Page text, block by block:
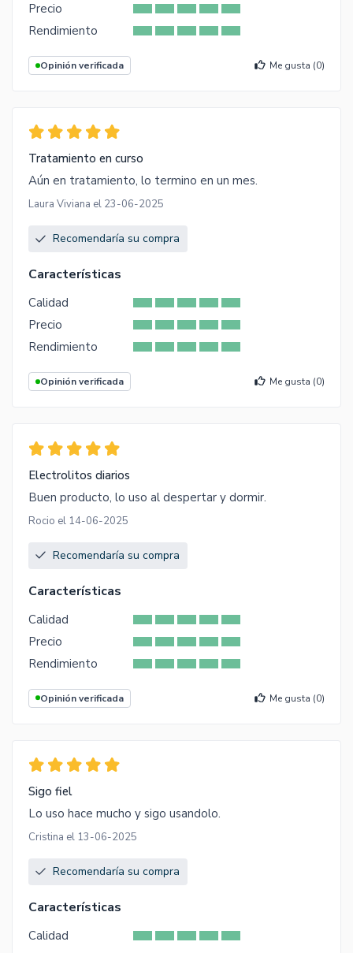
Precio
Rendimiento
Opinión verificada Me gusta (0)
Tratamiento en curso
Aún en tratamiento, lo termino en un mes.
Laura Viviana el 23-06-2025
Recomendaría su compra
Características
Calidad
Precio
Rendimiento
Opinión verificada Me gusta (0)
Electrolitos diarios
Buen producto, lo uso al despertar y dormir.
Rocio el 14-06-2025
Recomendaría su compra
Características
Calidad
Precio
Rendimiento
Opinión verificada Me gusta (0)
Sigo fiel
Lo uso hace mucho y sigo usandolo.
Cristina el 13-06-2025
Recomendaría su compra
Características
Calidad